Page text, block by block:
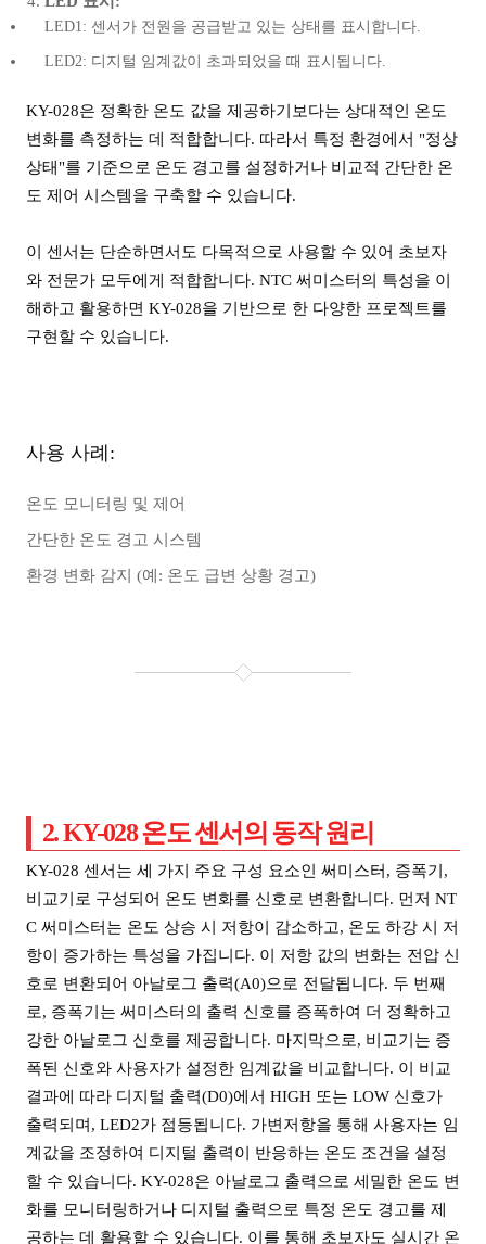
LED1: 센서가 전원을 공급받고 있는 상태를 표시합니다.
LED2: 디지털 임계값이 초과되었을 때 표시됩니다.
KY-028은 정확한 온도 값을 제공하기보다는 상대적인 온도
변화를 측정하는 데 적합합니다. 따라서 특정 환경에서 "정상
상태"를 기준으로 온도 경고를 설정하거나 비교적 간단한 온
도 제어 시스템을 구축할 수 있습니다.
이 센서는 단순하면서도 다목적으로 사용할 수 있어 초보자
와 전문가 모두에게 적합합니다. NTC 써미스터의 특성을 이
해하고 활용하면 KY-028을 기반으로 한 다양한 프로젝트를
구현할 수 있습니다.
사용 사례:
온도 모니터링 및 제어
간단한 온도 경고 시스템
환경 변화 감지 (예: 온도 급변 상황 경고)
2. KY-028 온도 센서의 동작 원리
KY-028 센서는 세 가지 주요 구성 요소인 써미스터, 증폭기,
비교기로 구성되어 온도 변화를 신호로 변환합니다. 먼저 NT
C 써미스터는 온도 상승 시 저항이 감소하고, 온도 하강 시 저
항이 증가하는 특성을 가집니다. 이 저항 값의 변화는 전압 신
호로 변환되어 아날로그 출력(A0)으로 전달됩니다. 두 번째
로, 증폭기는 써미스터의 출력 신호를 증폭하여 더 정확하고
강한 아날로그 신호를 제공합니다. 마지막으로, 비교기는 증
폭된 신호와 사용자가 설정한 임계값을 비교합니다. 이 비교
결과에 따라 디지털 출력(D0)에서 HIGH 또는 LOW 신호가
출력되며, LED2가 점등됩니다. 가변저항을 통해 사용자는 임
계값을 조정하여 디지털 출력이 반응하는 온도 조건을 설정
할 수 있습니다. KY-028은 아날로그 출력으로 세밀한 온도 변
화를 모니터링하거나 디지털 출력으로 특정 온도 경고를 제
공하는 데 활용할 수 있습니다. 이를 통해 초보자도 실시간 온